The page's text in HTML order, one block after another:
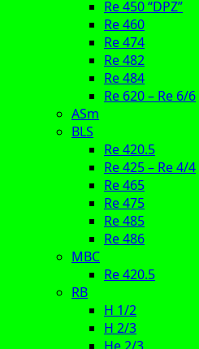
Re 450 “DPZ”
Re 460
Re 474
Re 482
Re 484
Re 620 – Re 6/6
ASm
BLS
Re 420.5
Re 425 – Re 4/4
Re 465
Re 475
Re 485
Re 486
MBC
Re 420.5
RB
H 1/2
H 2/3